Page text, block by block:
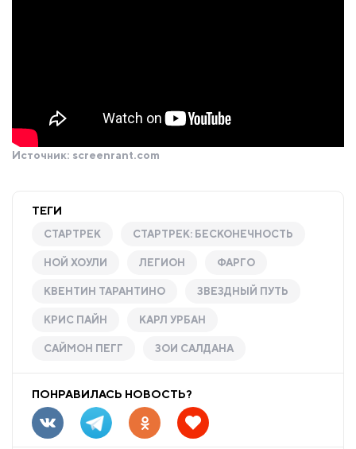
Источник: screenrant.com
ТЕГИ
СТАРТРЕК СТАРТРЕК: БЕСКОНЕЧНОСТЬ
НОЙ ХОУЛИ ЛЕГИОН ФАРГО
КВЕНТИН ТАРАНТИНО ЗВЕЗДНЫЙ ПУТЬ
КРИС ПАЙН КАРЛ УРБАН
САЙМОН ПЕГГ ЗОИ САЛДАНА
ПОНРАВИЛАСЬ НОВОСТЬ?